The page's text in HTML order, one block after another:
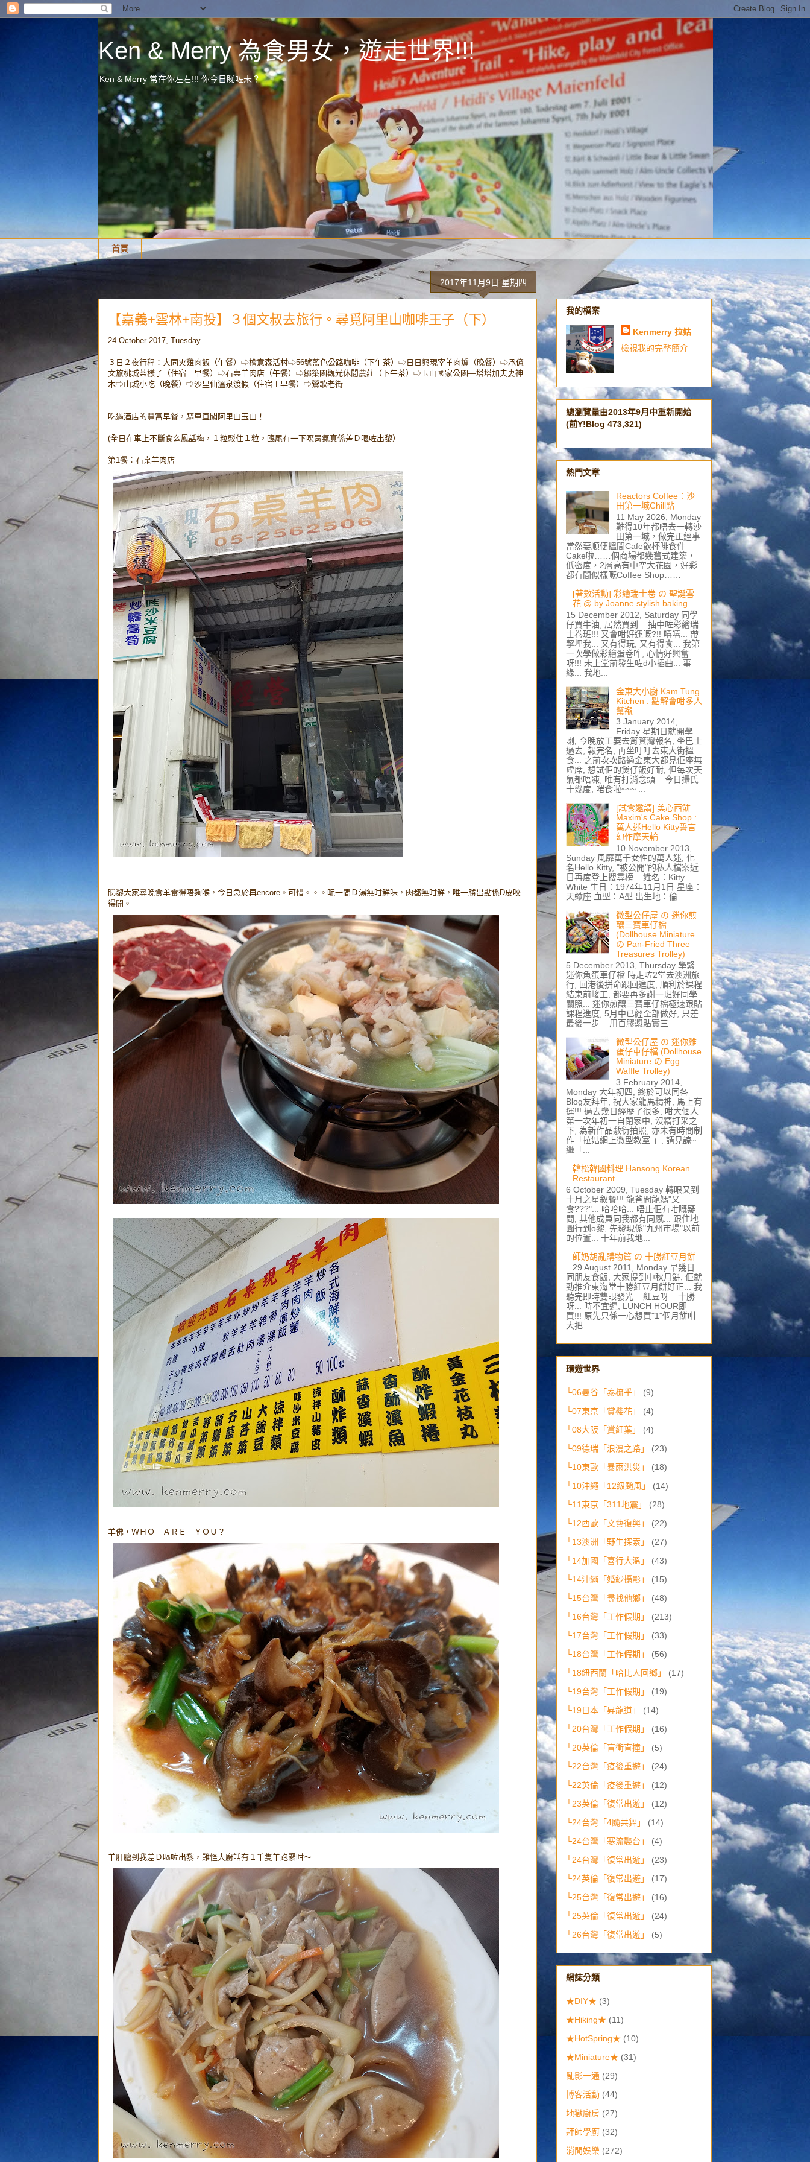
Ken & Merry 為食男女，遊走世界!!!
Ken & Merry 常在你左右!!! 你今日睇咗未？
首頁
2017年11月9日 星期四
【嘉義+雲林+南投】３個文叔去旅行。尋覓阿里山咖啡王子（下）
24 October 2017, Tuesday
３日２夜行程：大同火雞肉飯（午餐）⇨檜意森活村⇨56號藍色公路咖啡（下午茶）⇨日日興現宰羊肉爐（晚餐）⇨承億
文旅桃城茶樣子（住宿＋早餐）⇨石桌羊肉店（午餐）⇨鄒築園觀光休閒農莊（下午茶）⇨玉山國家公園—塔塔加夫妻神
木⇨山城小吃（晚餐）⇨沙里仙溫泉渡假（住宿＋早餐）⇨鶯歌老街
吃過酒店的豐富早餐，驅車直闖阿里山玉山！
(全日在車上不斷食么鳳話梅，１粒駁住１粒，臨尾有一下噁胃氣真係差Ｄ嘔咗出黎）
第1餐：石桌羊肉店
睇黎大家尋晚食羊食得唔夠喉，今日急於再encore。可惜。。。呢一間Ｄ湯無咁鮮味，肉都無咁鮮，唯一勝出點係D皮咬
得開。
羊佛，ＷＨＯ ＡＲＥ ＹＯＵ？
羊肝膻到我差Ｄ嘔咗出黎，難怪大廚話有１千隻羊跑緊咁～
我的檔案
Kenmerry 拉姑
檢視我的完整簡介
總瀏覽量由2013年9月中重新開始
(前Y!Blog 473,321)
熱門文章
Reactors Coffee：沙
田第一城Chill點
11 May 2026, Monday
難得10年都唔去一轉沙
田第一城，做完正經事
當然要順便搵間Cafe飲杯啡食件
Cake啦……個商場都幾舊式建築，
低密度，2層高有中空大花園，好彩
都有間似樣嘅Coffee Shop……
[著數活動] 彩繪瑞士卷 の 聖誕雪
花 @ by Joanne stylish baking
15 December 2012, Saturday 同學
仔買牛油, 居然買到... 抽中咗彩繪瑞
士卷班!!! 又會咁好運嘅?!! 嘻嘻... 帶
挈埋我... 又有得玩, 又有得食... 我第
一次學做彩繪蛋卷咋, 心情好興奮
呀!!! 未上堂前發生咗d小插曲... 事
緣... 我地...
金東大小廚 Kam Tung
Kitchen : 點解會咁多人
幫襯
3 January 2014,
Friday 星期日就開學
喇, 今晚放工要去筲箕灣報名, 坐巴士
過去, 報完名, 再坐叮叮去東大街搵
食... 之前次次路過金東大都見佢座無
虛席, 想試佢的煲仔飯好耐, 但每次天
氣都唔凍, 唯有打消念頭... 今日攝氏
十幾度, 啱食啦~~~ ...
[試食邀請] 美心西餅
Maxim's Cake Shop :
萬人迷Hello Kitty誓言
幻作摩天輪
10 November 2013,
Sunday 風靡萬千女性的萬人迷, 化
名Hello Kitty, "被公開"的私人檔案近
日再度登上搜尋榜... 姓名：Kitty
White 生日：1974年11月1日 星座：
天蠍座 血型：A型 出生地：倫...
微型公仔屋 の 迷你煎
釀三寶車仔檔
(Dollhouse Miniature
の Pan-Fried Three
Treasures Trolley)
5 December 2013, Thursday 學緊
迷你魚蛋車仔檔 時走咗2堂去澳洲旅
行, 回港後拼命跟回進度, 順利於課程
結束前峻工, 都要再多謝一班好同學
關照... 迷你煎釀三寶車仔檔極速跟貼
課程進度, 5月中已經全部做好, 只差
最後一步... 用百膠漿貼實三...
微型公仔屋 の 迷你雞
蛋仔車仔檔 (Dollhouse
Miniature の Egg
Waffle Trolley)
3 February 2014,
Monday 大年初四, 終於可以同各
Blog友拜年, 祝大家龍馬精神, 馬上有
運!!! 過去幾日經歷了很多, 咁大個人
第一次年初一自閉家中, 沒精打采之
下, 為新作品敷衍拍照, 亦未有時間制
作「拉姑網上微型教室 」, 請見諒~
繼「...
韓松韓國料理 Hansong Korean
Restaurant
6 October 2009, Tuesday 轉眼又到
十月之星叙餐!!! 龍爸問龍媽"又
食???"... 哈哈哈... 唔止佢有咁嘅疑
問, 其他成員同我都有同感... 跟住地
圖行到o黎, 先發現係"九州市場"以前
的位置... 十年前我地...
師奶胡亂購物篇 の 十勝紅豆月餅
29 August 2011, Monday 早幾日
同朋友食飯, 大家提到中秋月餅, 佢就
勁推介東海堂十勝紅豆月餅好正... 我
聽完即時雙眼發光... 紅豆呀... 十勝
呀... 時不宜遲, LUNCH HOUR即
買!!! 原先只係一心想買"1"個月餅咁
大把....
環遊世界
└06曼谷「泰梳乎」
(9)
└07東京「賞櫻花」
(4)
└08大阪「賞紅葉」
(4)
└09德瑞「浪漫之路」
(23)
└10東歐「暴雨洪災」
(18)
└10沖繩「12級颱風」
(14)
└11東京「311地震」
(28)
└12西歐「文藝復興」
(22)
└13澳洲「野生探索」
(27)
└14加國「喜行大溫」
(43)
└14沖繩「婚紗攝影」
(15)
└15台灣「尋找他鄉」
(48)
└16台灣「工作假期」
(213)
└17台灣「工作假期」
(33)
└18台灣「工作假期」
(56)
└18紐西蘭「哈比人回鄉」
(17)
└19台灣「工作假期」
(19)
└19日本「昇龍道」
(14)
└20台灣「工作假期」
(16)
└20英倫「盲衝直撞」
(5)
└22台灣「疫後重遊」
(24)
└22英倫「疫後重遊」
(12)
└23英倫「復常出遊」
(12)
└24台灣「4颱共舞」
(14)
└24台灣「寒流襲台」
(4)
└24台灣「復常出遊」
(23)
└24英倫「復常出遊」
(17)
└25台灣「復常出遊」
(16)
└25英倫「復常出遊」
(24)
└26台灣「復常出遊」
(5)
網誌分類
★DIY★ (3)
★Hiking★ (11)
★HotSpring★ (10)
★Miniature★ (31)
亂影一通 (29)
博客活動 (44)
地獄廚房 (27)
拜師學廚 (32)
消閒娛樂 (272)